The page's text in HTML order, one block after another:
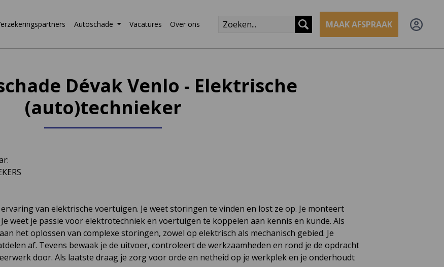
Autoschade Vacatures Over ons MAAK AFSPRAAK
Dévak Venlo - Elektrische
(auto)technieker
van elektrische voertuigen. Je weet storingen te vinden en lost ze op. Je monteert
weet je passie voor elektrotechniek en voertuigen te koppelen aan kennis en kunde. Als
het oplossen van complexe storingen, zowel op elektrisch als mechanisch gebied. Je
af. Tevens bewaak je de uitvoer, controleert de werkzaamheden en rond je de opdracht
door. Als laatste draag je zorg voor orde en netheid op je werkplek en je onderhoudt